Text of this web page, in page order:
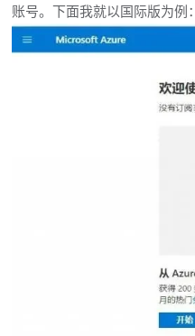
账号。下面我就以国际版为例：